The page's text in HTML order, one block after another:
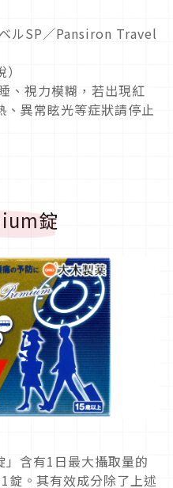
ルSP／Pansiron Travel
、視力模糊，若出現紅
異常眩光等症狀請停止
錠
」含有1 日最大攝取量的
1錠 。 其有效成分除了上述